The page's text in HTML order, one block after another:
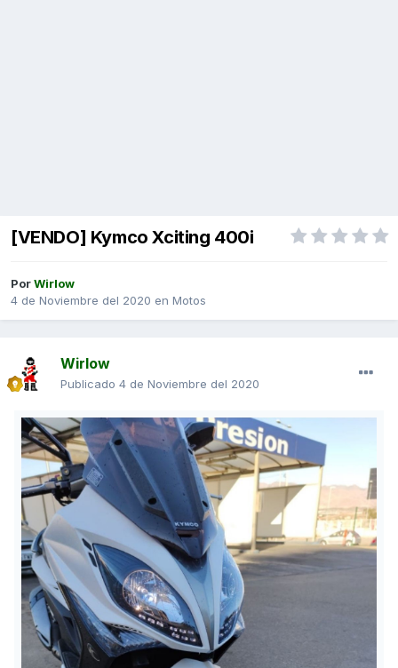
[VENDO] Kymco Xciting 400i
PorWirlow
4 de Noviembre del 2020 en Motos
Wirlow
Publicado 4 de Noviembre del 2020